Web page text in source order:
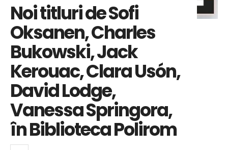
Noi titluri de Sofi
Oksanen, Charles
Bukowski, Jack
Kerouac, Clara Usón,
David Lodge,
Vanessa Springora,
în Biblioteca Polirom